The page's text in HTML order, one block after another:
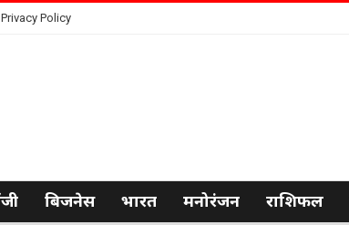
Privacy Policy
बिजनेस भारत मनोरंजन राशिफल